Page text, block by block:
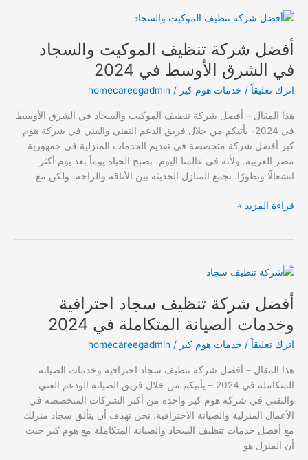
أفضل شركة تنظيف الموكيت والسجاد
في الشرق الأوسط في 2024
اترك تعليقاً / خدمات هوم كير /
homecareegadmin
هذا المقال – أفضل شركة تنظيف الموكيت والسجاد في الشرق الأوسط
في 2024- يأتيكم من خلال فريق الدعم التقني والفني في شركة هوم
كير أفضل شركة متخصصة في تقديم الخدمات المنزلية في جمهورية
مصر العربية. ولأنه في عالمنا اليوم، تصبح الحياة يوماً بعد يوم أكثر
انشغالًا وتطورًا. تجمع المنازل الحديثة بين الأناقة والراحة، ولكن مع
أفضل
تنظيف
الموكيت
والسجاد
في
الأوسط
في
2024
قراءة المزيد »
أفضل شركة تنظيف سجاد احترافية
وخدمات الصيانة المتكاملة في 2024
اترك تعليقاً / خدمات هوم كير /
homecareegadmin
هذا المقال – أفضل شركة تنظيف سجاد احترافية وخدمات الصيانة
المتكاملة في 2024 – يأتيكم من خلال فريق الصيانة الودعم الفني
والتقني في شركة هوم كير واحدة من أكبر الشركات المتخصصة في
الأعمال المنزلية والصيانة الاحترافية. نحن نهدف أن يتألق سجاد منزلك
مع أفضل خدمات تنظيف السجاد والصيانة المتكاملة مع هوم كير حيث
أن المنزل هو
أفضل
تنظيف
احترافية
وخدمات
المتكاملة
في
2024